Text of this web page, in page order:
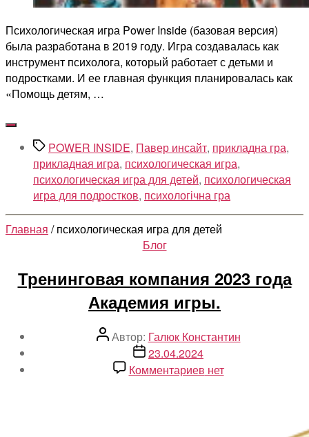
Психологическая игра Power Inside (базовая версия)
была разработана в 2019 году. Игра создавалась как
инструмент психолога, который работает с детьми и
подростками. И ее главная функция планировалась как
«Помощь детям, …
МеткиPOWER INSIDE, Павер инсайт, прикладна гра,
прикладная игра, психологическая игра,
психологическая игра для детей, психологическая
игра для подростков, психологічна гра
Главная / психологическая игра для детей
Рубрики
Блог
Тренинговая компания 2023 года
Академия игры.
АвторАвтор: Галюк Константин
Дата
записи
23.04.2024
Комментариевкнет